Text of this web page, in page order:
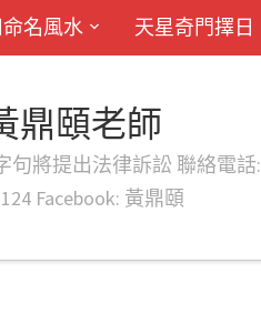
名風水 天星奇門擇日
鼎頤老師
將提出法律訴訟 聯絡電話:
Facebook: 黃鼎頤